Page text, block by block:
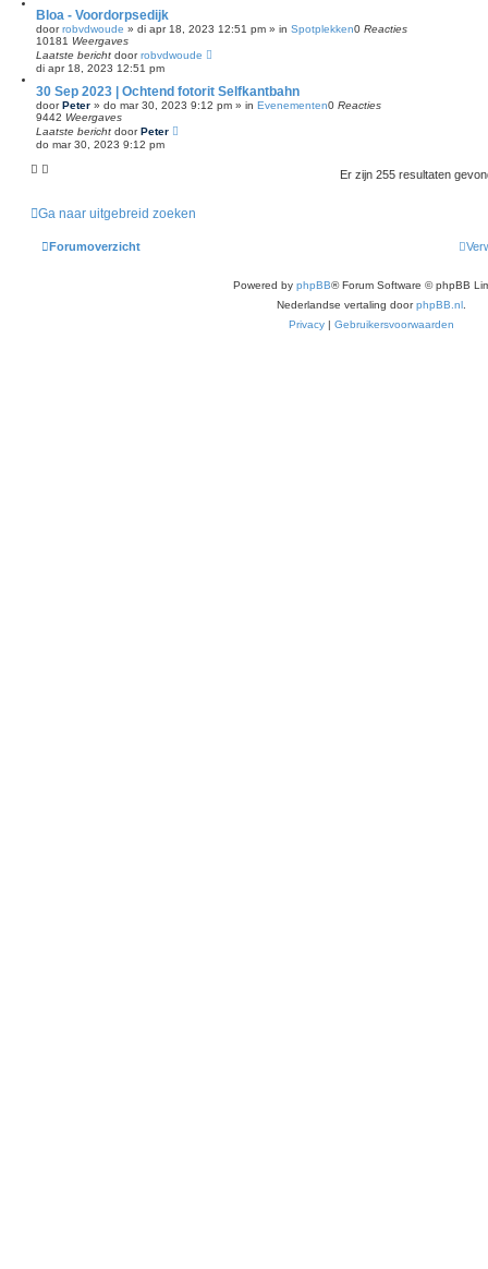
Bloa - Voordorpsedijk
doorrobvdwoude » di apr 18, 2023 12:51 pm » in Spotplekken0 Reacties
10181 Weergaves
Laatste bericht doorrobvdwoude
di apr 18, 2023 12:51 pm
30 Sep 2023 | Ochtend fotorit Selfkantbahn
doorPeter » do mar 30, 2023 9:12 pm » in Evenementen0 Reacties
9442 Weergaves
Laatste bericht doorPeter
do mar 30, 2023 9:12 pm
Er zijn 255 resultaten
Ga naar uitgebreid zoeken
Forumoverzicht
Powered by phpBB® Forum Software © phpBB
Nederlandse vertaling doorphpBB.nl.
Privacy| Gebruikersvoorwaarden